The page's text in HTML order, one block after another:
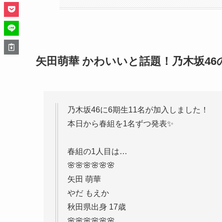
矢田萌華 かわいいと話題！乃木坂46
乃木坂46に6期生11名が加入しました！
本日から春組を1名ずつ発表✨
春組の1人目は…
🌸🌸🌸🌸🌸🌸
矢田 萌華
やだ もえか
秋田県出身 17歳